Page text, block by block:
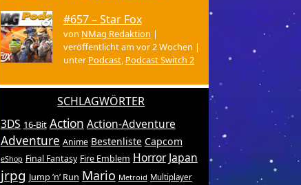
#657 – Star Fox
von NMag Redaktion |
veröffentlicht am vor 2 Wochen |
unter Podcast, Podcast Switch 2
SCHLAGWÖRTER
3DS 16-Bit Action Action-Adventure
Adventure Anime Bestenliste Capcom
eShop Final Fantasy Fire Emblem Horror Japan
jrpg Jump ’n’ Run Mario Metroid Multiplayer